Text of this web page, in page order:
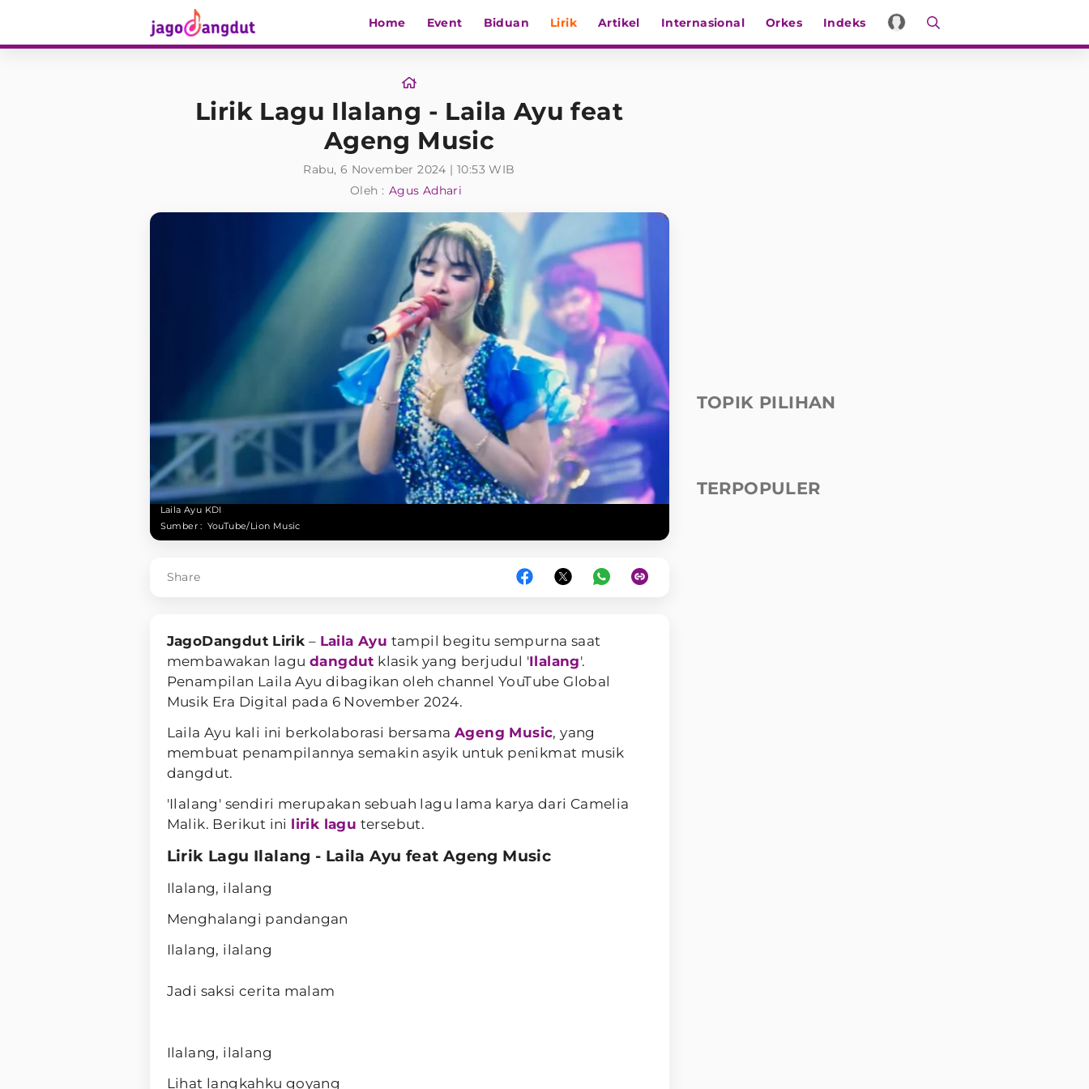
Home Event Biduan Lirik Artikel Internasional Orkes Indeks
Lirik Lagu Ilalang - Laila Ayu feat
Ageng Music
Rabu, 6 November 2024 | 10:53 WIB
Oleh : Agus Adhari
Laila Ayu KDI
Sumber : YouTube/Lion Music
Share
JagoDangdut Lirik – Laila Ayu tampil begitu sempurna saat
membawakan lagu dangdut klasik yang berjudul 'Ilalang'.
Penampilan Laila Ayu dibagikan oleh channel YouTube Global
Musik Era Digital pada 6 November 2024.
Laila Ayu kali ini berkolaborasi bersama Ageng Music, yang
membuat penampilannya semakin asyik untuk penikmat musik
dangdut.
'Ilalang' sendiri merupakan sebuah lagu lama karya dari Camelia
Malik. Berikut ini lirik lagu tersebut.
Lirik Lagu Ilalang - Laila Ayu feat Ageng Music
Ilalang, ilalang
Menghalangi pandangan
Ilalang, ilalang
Jadi saksi cerita malam
Ilalang, ilalang
Lihat langkahku goyang
TOPIK PILIHAN
TERPOPULER